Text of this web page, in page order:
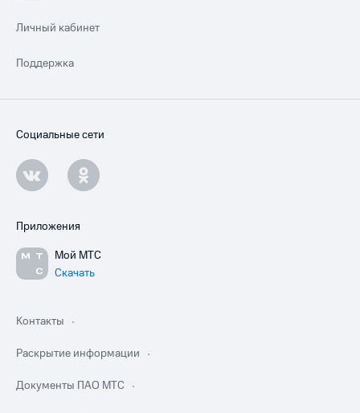
Личный кабинет
Поддержка
Социальные сети
Приложения
Мой МТС
Скачать
Контакты
Раскрытие информации
Документы ПАО МТС